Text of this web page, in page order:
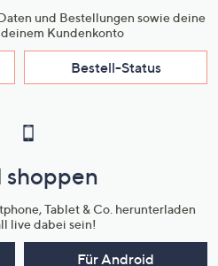
und Bestellungen sowie deine
Kundenkonto
Bestell-Status
shoppen
Tablet & Co. herunterladen
live dabei sein!
Für Android